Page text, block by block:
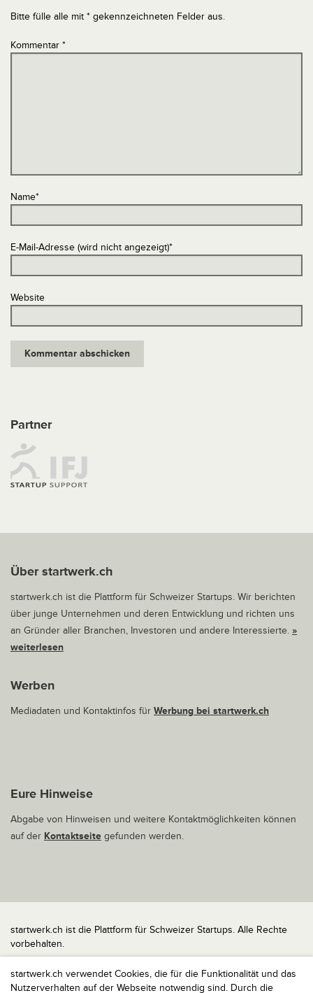
startwerk.ch verwendet Cookies, die für die Funktionalität und das
Nutzerverhalten auf der Webseite notwendig sind. Durch die
Bitte fülle alle mit * gekennzeichneten Felder aus.
Kommentar *
Name*
E-Mail-Adresse (wird nicht angezeigt)*
Website
Partner
Über startwerk.ch
startwerk.ch ist die Plattform für Schweizer Startups. Wir berichten
über junge Unternehmen und deren Entwicklung und richten uns
an Gründer aller Branchen, Investoren und andere Interessierte. »
weiterlesen
Werben
Mediadaten und Kontaktinfos für Werbung bei startwerk.ch
Eure Hinweise
Abgabe von Hinweisen und weitere Kontaktmöglichkeiten können
auf der Kontaktseite gefunden werden.
startwerk.ch ist die Plattform für Schweizer Startups. Alle Rechte
vorbehalten.
Impressum
Kontakt